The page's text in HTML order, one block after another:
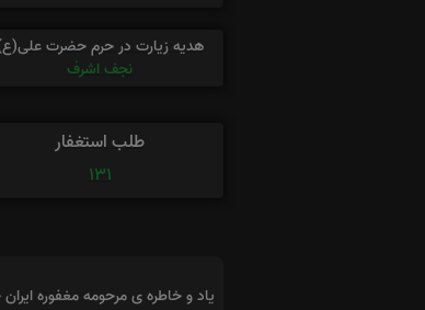
هدیه زیارت در حرم حضرت
نجف اشرف
طلب استغفار
131
یاد و خاطره ی مرحومه مغفوره